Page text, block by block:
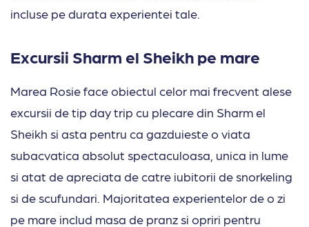
incluse pe durata experientei tale.
Excursii Sharm el Sheikh pe mare
Marea Rosie face obiectul celor mai frecvent alese
excursii de tip day trip cu plecare din Sharm el
Sheikh si asta pentru ca gazduieste o viata
subacvatica absolut spectaculoasa, unica in lume
si atat de apreciata de catre iubitorii de snorkeling
si de scufundari. Majoritatea experientelor de o zi
pe mare includ masa de pranz si opriri pentru